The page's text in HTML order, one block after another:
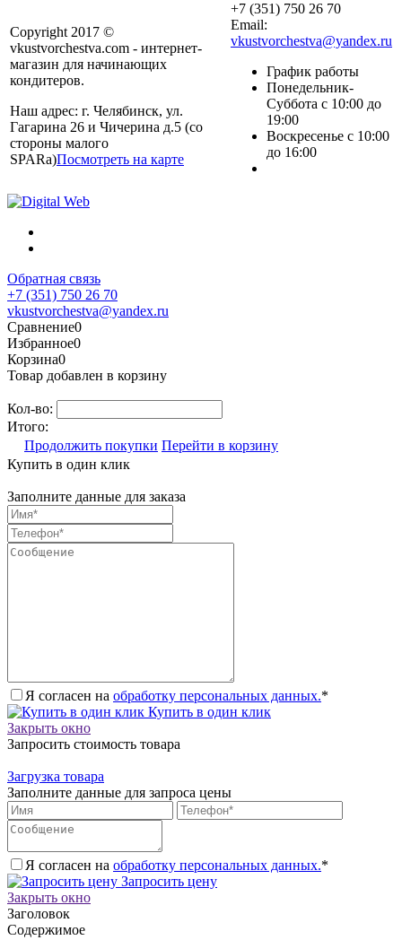
Copyright 2017 ©
vkustvorchestva.com - интернет-
магазин для начинающих
кондитеров.
Наш адрес: г. Челябинск, ул.
Гагарина 26 и Чичерина д.5 (со
стороны малого
SPARa)Посмотреть на карте
+7 (351) 750 26 70
Email:
vkustvorchestva@yandex.ru
График работы
Понедельник-
Суббота с 10:00 до
19:00
Воскресенье с 10:00
до 16:00
Обратная связь
+7 (351) 750 26 70
vkustvorchestva@yandex.ru
Сравнение0
Избранное0
Корзина0
Товар добавлен в корзину
Кол-во:
Итого:
Продолжить покупки Перейти в корзину
Купить в один клик
Заполните данные для заказа
Я согласен на обработку персональных данных.*
Купить в один клик
Закрыть окно
Запросить стоимость товара
Загрузка товара
Заполните данные для запроса цены
Я согласен на обработку персональных данных.*
Запросить цену
Закрыть окно
Заголовок
Содержимое